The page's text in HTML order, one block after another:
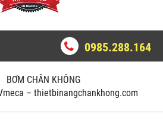
0985.288.164
BƠM CHÂN KHÔNG
– thietbinangchankhong.com